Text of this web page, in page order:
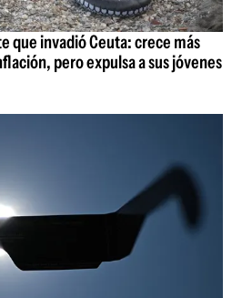
que invadió Ceuta: crece más
pero expulsa a sus jóvenes